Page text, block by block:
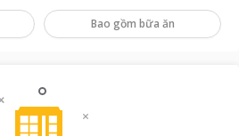
Bao gồm bữa ăn